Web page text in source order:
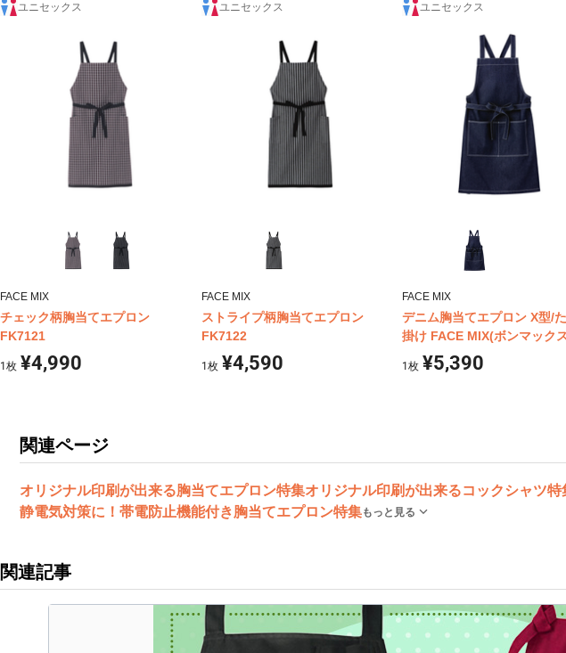
ユニセックス
FACE MIX
チェック柄胸当てエプロン
FK7121
1 枚 ¥4,990
ユニセックス
FACE MIX
ストライプ柄胸当てエプロン
FK7122
1 枚 ¥4,590
ユニセックス
FACE MIX
デニム胸当てエプロン X型/
掛け FACE MIX(ボンマック
FK7154
1枚 ¥5,390
関連ページ
オリジナル印刷が出来る胸当てエプロン特集オリジナル印刷が出来るコックシャツ特
静電気対策に！帯電防止機能付き胸当てエプロン特集もっと見る
関連記事